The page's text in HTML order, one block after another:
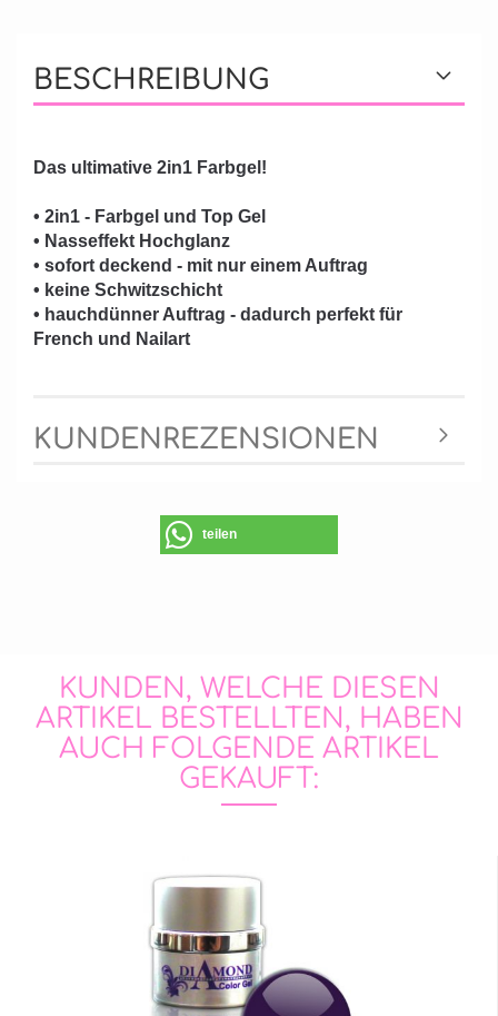
BESCHREIBUNG
Das ultimative 2in1 Farbgel!
• 2in1 - Farbgel und Top Gel
• Nasseffekt Hochglanz
• sofort deckend - mit nur einem Auftrag
• keine Schwitzschicht
• hauchdünner Auftrag - dadurch perfekt für
French und Nailart
KUNDENREZENSIONEN
teilen
KUNDEN, WELCHE DIESEN
ARTIKEL BESTELLTEN, HABEN
AUCH FOLGENDE ARTIKEL
GEKAUFT: